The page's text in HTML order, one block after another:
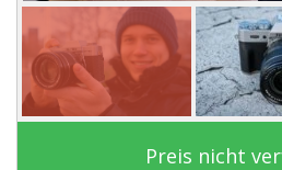
Preis nicht